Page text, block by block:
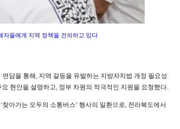
자들에게 지역 정책을 건의하고 있다
담을 통해, 지역 갈등을 유발하는 지방자치법 개정 필요성
현안을 설명하고, 정부 차원의 적극적인 지원을 요청했다.
아가는 모두의 소통버스’ 행사의 일환으로, 전라북도에서